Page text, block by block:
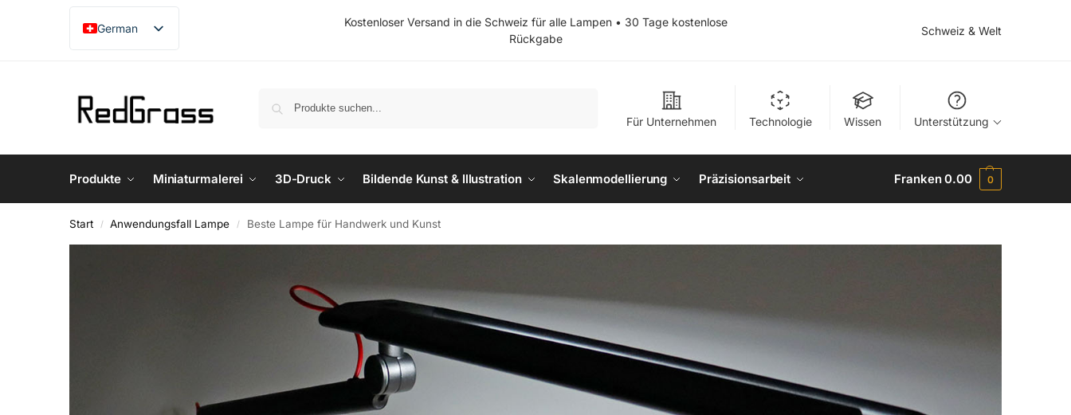
German
English
Japanese
Kostenloser Versand in die Schweiz für alle Lampen • 30 Tage kostenlose
Rückgabe
Schweiz & Welt
Für Unternehmen Technologie Wissen Unterstützung
Produkte Miniaturmalerei 3D-Druck Bildende Kunst & Illustration Skalenmodellierung Präzisionsarbeit Franken0.00 0
Start / Anwendungsfall Lampe / Beste Lampe für Handwerk und Kunst